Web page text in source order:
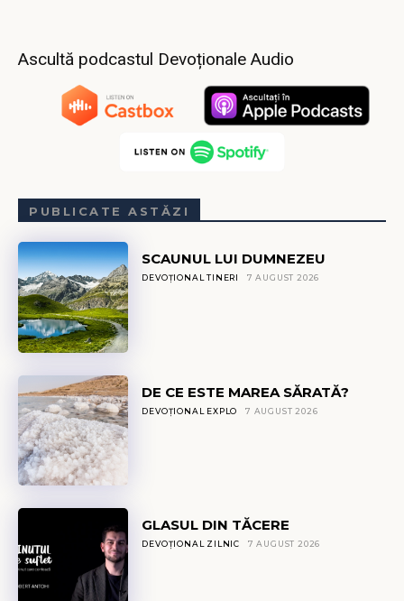
Ascultă podcastul Devoționale Audio
PUBLICATE ASTĂZI
SCAUNUL LUI DUMNEZEU
DEVOȚIONAL TINERI 7 AUGUST 2026
DE CE ESTE MAREA SĂRATĂ?
DEVOȚIONAL EXPLO 7 AUGUST 2026
GLASUL DIN TĂCERE
DEVOȚIONAL ZILNIC 7 AUGUST 2026